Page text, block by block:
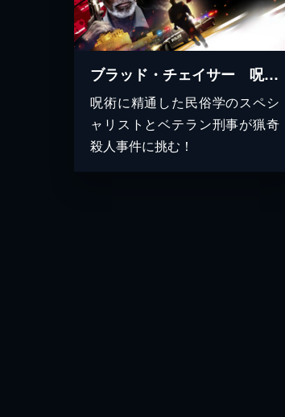
ブラッド・チェイサー 呪術捜査線
呪術に精通した民俗学のスペシ
ャリストとベテラン刑事が猟奇
殺人事件に挑む！